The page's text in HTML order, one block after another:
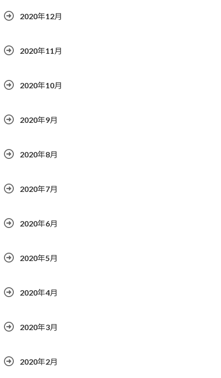
2020年12月
2020年11月
2020年10月
2020年9月
2020年8月
2020年7月
2020年6月
2020年5月
2020年4月
2020年3月
2020年2月